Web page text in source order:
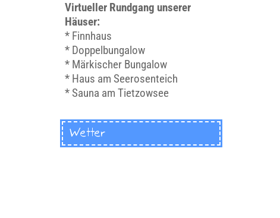
Virtueller Rundgang unserer
Häuser:
* Finnhaus
* Doppelbungalow
* Märkischer Bungalow
* Haus am Seerosenteich
*Sauna am Tietzowsee
Wetter